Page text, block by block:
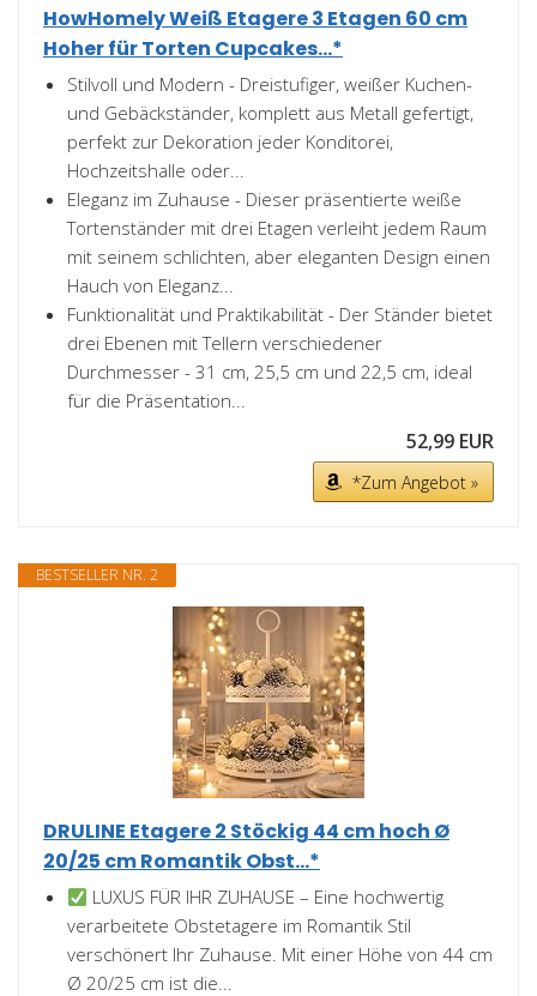
HowHomely Weiß Etagere 3 Etagen 60 cm
Hoher für Torten Cupcakes...*
Stilvoll und Modern - Dreistufiger, weißer Kuchen-
und Gebäckständer, komplett aus Metall gefertigt,
perfekt zur Dekoration jeder Konditorei,
Hochzeitshalle oder...
Eleganz im Zuhause - Dieser präsentierte weiße
Tortenständer mit drei Etagen verleiht jedem Raum
mit seinem schlichten, aber eleganten Design einen
Hauch von Eleganz...
Funktionalität und Praktikabilität - Der Ständer bietet
drei Ebenen mit Tellern verschiedener
Durchmesser - 31 cm, 25,5 cm und 22,5 cm, ideal
für die Präsentation...
52,99 EUR
*Zum Angebot »
BESTSELLER NR. 2
DRULINE Etagere 2 Stöckig 44 cm hoch Ø
20/25 cm Romantik Obst...*
LUXUS FÜR IHR ZUHAUSE – Eine hochwertig
verarbeitete Obstetagere im Romantik Stil
verschönert Ihr Zuhause. Mit einer Höhe von 44 cm
Ø 20/25 cm ist die...